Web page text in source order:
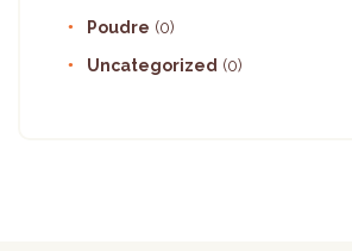
Poudre (0)
Uncategorized (0)